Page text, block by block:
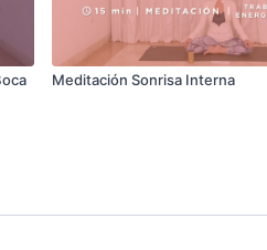
nueva forma de
Meditación Sonrisa Interna